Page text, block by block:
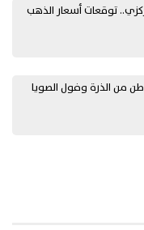
توقعات أسعار الذهب
الإفراج عن 143 ألف طن من الذرة وفول الصويا